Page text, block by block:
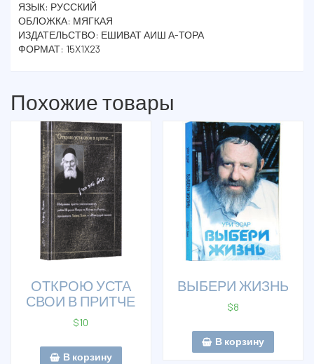
ЯЗЫК: РУССКИЙ
ОБЛОЖКА: МЯГКАЯ
ИЗДАТЕЛЬСТВО: ЕШИВАТ АИШ А-ТОРА
ФОРМАТ: 15X1X23
Похожие товары
ОТКРОЮ УСТА
СВОИ В ПРИТЧЕ
$10
В корзину
ВЫБЕРИ ЖИЗНЬ
$8
В корзину